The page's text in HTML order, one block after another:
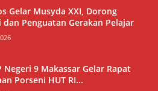
Gelar Musyda XXI, Dorong
dan Penguatan Gerakan Pelajar
Negeri 9 Makassar Gelar Rapat
Porseni HUT RI...